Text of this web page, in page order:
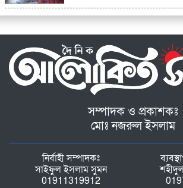
সম্পাদক ও প্রকাশকঃ
মোঃ নজরুল ইসলাম
নির্বাহী সম্পাদকঃ
সাইফুল ইসলাম সুমন
01911319912